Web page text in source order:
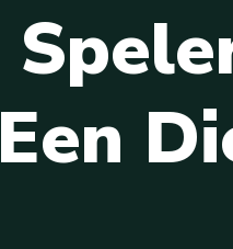
Spele
Een Di